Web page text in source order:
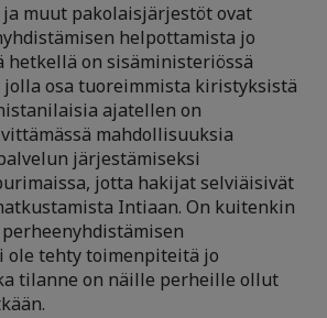
muut pakolaisjärjestöt ovat
helpottamista jo
hetkellä on sisäministeriössä
osa tuoreimmista kiristyksistä
ajatellen on
mahdollisuuksia
järjestämiseksi
jotta hakijat selviäisivät
Intiaan. On kuitenkin
ole tehty toimenpiteitä jo
tilanne on näille perheille ollut